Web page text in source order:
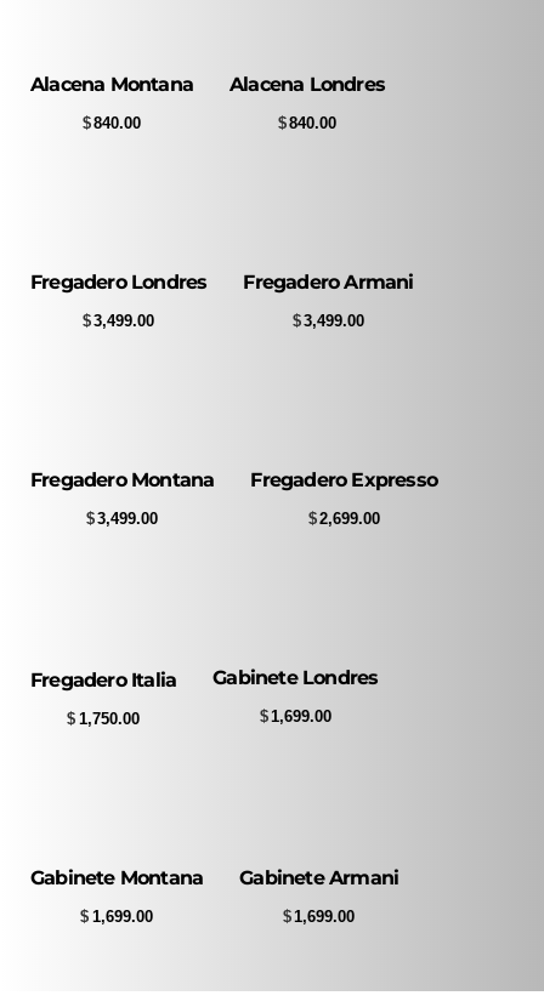
Alacena Montana
$840.00
Alacena Londres
$840.00
Fregadero Londres
$3,499.00
Fregadero Armani
$3,499.00
Fregadero Montana
$3,499.00
Fregadero Expresso
$2,699.00
Fregadero Italia
$ 1,750.00
Gabinete Londres
$1,699.00
Gabinete Montana
$ 1,699.00
Gabinete Armani
$ 1,699.00